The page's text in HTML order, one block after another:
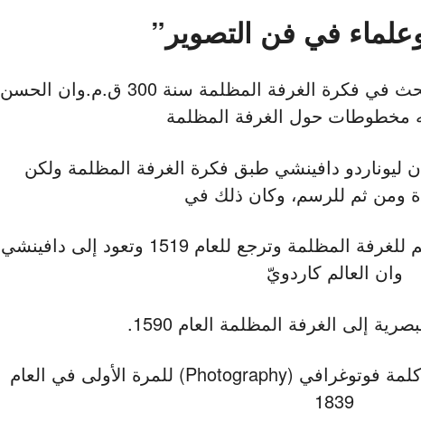
في فن التصوير”
هو أول مَن بحث في فكرة الغرفة المظلمة سنة 300 ق.م.وان الحسن
مخطوطات حول الغرفة المظلمة
إلا في العام 1910 وان ليوناردو دافينشي طبق فكرة الغرفة المظلمة ولكن
ومن ثم للرسم، وكان ذلك في
عصر النهضة الاوروبية. ويوجد رسم للغرفة المظلمة وترجع للعام 1519 وتعود إلى دافينشي
وان العالم كاردويّ
إلى الغرفة المظلمة العام 1590.
يستخدم كلمة فوتوغرافي (Photography) للمرة الأولى في العام
1839